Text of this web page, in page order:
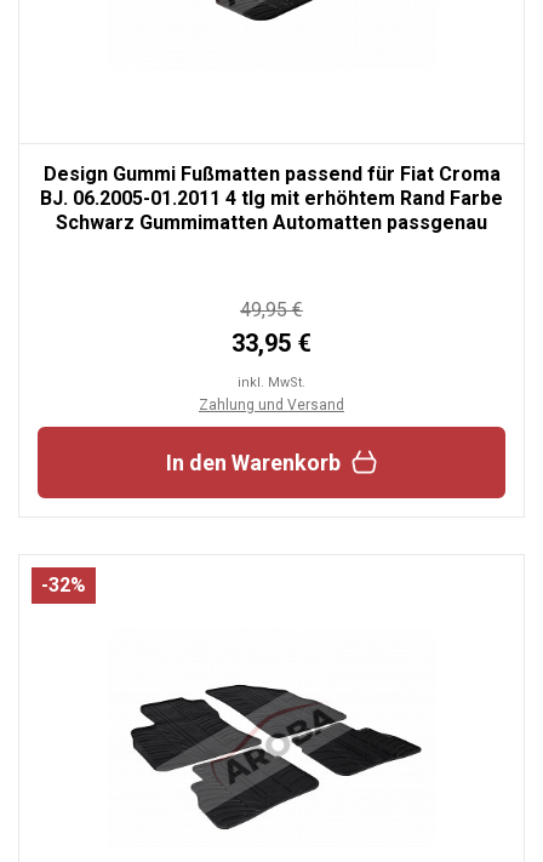
Design Gummi Fußmatten passend für Fiat Croma
BJ. 06.2005-01.2011 4 tlg mit erhöhtem Rand Farbe
Schwarz Gummimatten Automatten passgenau
49,95 €
33,95 €
inkl. MwSt.
Zahlung und Versand
In den Warenkorb
-32%